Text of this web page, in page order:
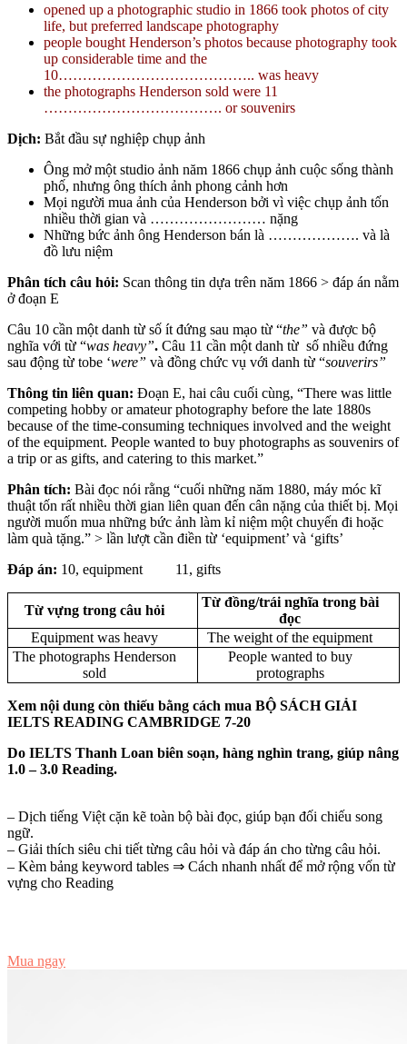
opened up a photographic studio in 1866 took photos of city
life, but preferred landscape photography
people bought Henderson’s photos because photography took
up considerable time and the
10………………………………….. was heavy
the photographs Henderson sold were 11
………………………………. or souvenirs
Dịch: Bắt đầu sự nghiệp chụp ảnh
Ông mở một studio ảnh năm 1866 chụp ảnh cuộc sống thành
phố, nhưng ông thích ảnh phong cảnh hơn
Mọi người mua ảnh của Henderson bởi vì việc chụp ảnh tốn
nhiều thời gian và …………………… nặng
Những bức ảnh ông Henderson bán là ………………. và là
đồ lưu niệm
Phân tích câu hỏi: Scan thông tin dựa trên năm 1866 > đáp án nằm
ở đoạn E
Câu 10 cần một danh từ số ít đứng sau mạo từ “the” và được bộ
nghĩa với từ “was heavy”. Câu 11 cần một danh từ số nhiều đứng
sau động từ tobe ‘were” và đồng chức vụ với danh từ “souverirs”
Thông tin liên quan: Đoạn E, hai câu cuối cùng, “There was little
competing hobby or amateur photography before the late 1880s
because of the time-consuming techniques involved and the weight
of the equipment. People wanted to buy photographs as souvenirs of
a trip or as gifts, and catering to this market.”
Phân tích: Bài đọc nói rằng “cuối những năm 1880, máy móc kĩ
thuật tốn rất nhiều thời gian liên quan đến cân nặng của thiết bị. Mọi
người muốn mua những bức ảnh làm kỉ niệm một chuyến đi hoặc
làm quà tặng.” > lần lượt cần điền từ ‘equipment’ và ‘gifts’
Đáp án: 10, equipment 11, gifts
Từ vựng trong câu hỏi
Từ đồng/trái nghĩa trong bài
đọc
Equipment was heavy
The weight of the equipment
The photographs Henderson
sold
People wanted to buy
protographs
Xem nội dung còn thiếu bằng cách mua BỘ SÁCH GIẢI
IELTS READING CAMBRIDGE 7-20
Do IELTS Thanh Loan biên soạn, hàng nghìn trang, giúp nâng
1.0 – 3.0 Reading.
– Dịch tiếng Việt cặn kẽ toàn bộ bài đọc, giúp bạn đối chiếu song
ngữ.
– Giải thích siêu chi tiết từng câu hỏi và đáp án cho từng câu hỏi.
– Kèm bảng keyword tables ⇒ Cách nhanh nhất để mở rộng vốn từ
vựng cho Reading
Mua ngay